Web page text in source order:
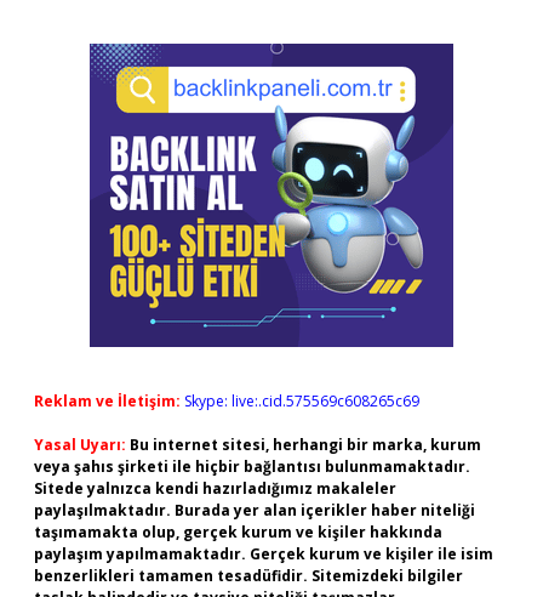
Reklam ve İletişim: Skype: live:.cid.575569c608265c69
Yasal Uyarı: Bu internet sitesi, herhangi bir marka, kurum
veya şahıs şirketi ile hiçbir bağlantısı bulunmamaktadır.
Sitede yalnızca kendi hazırladığımız makaleler
paylaşılmaktadır. Burada yer alan içerikler haber niteliği
taşımamakta olup, gerçek kurum ve kişiler hakkında
paylaşım yapılmamaktadır. Gerçek kurum ve kişiler ile isim
benzerlikleri tamamen tesadüfidir. Sitemizdeki bilgiler